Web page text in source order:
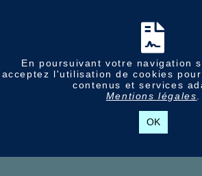
En poursuivant votre navigation
acceptez l'utilisation de cookies
contenus et services
Mentions légales
OK